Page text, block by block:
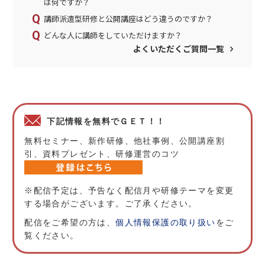
講師派遣型研修と公開講座はどう違うのですか？
どんな人に講師をしていただけますか？
よくいただくご質問一覧
下記情報を無料でＧＥＴ！！
無料セミナー、新作研修、他社事例、公開講座割
引、資料プレゼント、研修運営のコツ
※配信予定は、予告なく配信月や研修テーマを変更
する場合がございます。ご了承ください。
配信をご希望の方は、個人情報保護の取り扱いをご
覧ください。